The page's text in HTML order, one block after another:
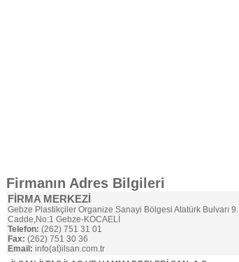
Firmanın Adres Bilgileri
FİRMA MERKEZİ
Gebze Plastikçiler Organize Sanayi Bölgesi Atatürk Bulvarı 9.
Cadde,No:1 Gebze-KOCAELİ
Telefon: (262) 751 31 01
Fax: (262) 751 30 36
Email: info(at)ilsan.com.tr